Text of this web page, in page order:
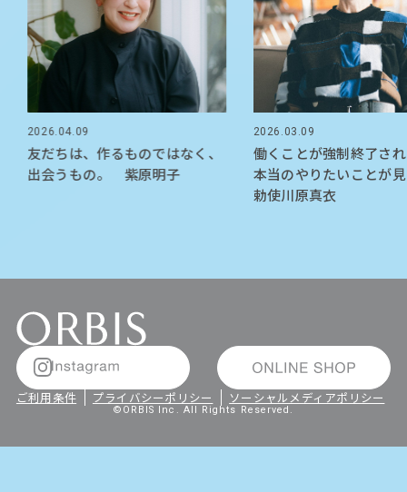
2026.04.09
友だちは、作るものではなく、
出会うもの。 紫原明子
2026.03.09
働くことが強制終了さ
本当のやりたいこと
勅使川原真衣
ご利用条件 プライバシーポリシー ソーシャルメディアポリシー
©ORBIS Inc. All Rights Reserved.